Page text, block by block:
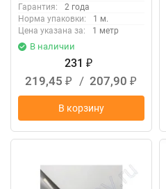
Гарантия:
2 года
Норма упаковки:
1 м.
Цена указана за:
1 метр
В наличии
231 ₽
219,45 ₽ / 207,90 ₽
В корзину